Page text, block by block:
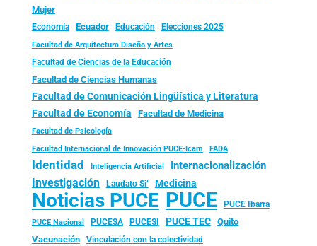
Mujer
Economía Ecuador Educación Elecciones 2025
Facultad de Arquitectura Diseño y Artes
Facultad de Ciencias de la Educación
Facultad de Ciencias Humanas
Facultad de Comunicación Lingüística y Literatura
Facultad de Economía Facultad de Medicina
Facultad de Psicología
Facultad Internacional de Innovación PUCE-Icam FADA
Identidad Inteligencia Artificial Internacionalización
Investigación Laudato Si’ Medicina
Noticias PUCE PUCE PUCE Ibarra
PUCE Nacional PUCESA PUCESI PUCE TEC
Quito
Vacunación
Vinculación con la colectividad